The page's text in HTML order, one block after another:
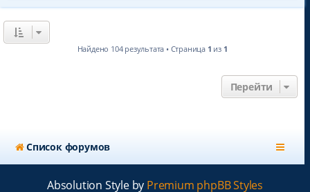
Найдено 104 результата • Страница 1 из 1
Перейти
Список форумов
Absolution Style by Premium phpBB Styles